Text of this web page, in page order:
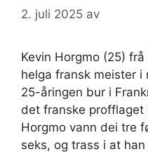
2. juli 2025 av
Kevin Horgmo (25)
helga fransk meister i
25-åringen bur i
det franske profflaget
Horgmo vann dei tre
seks, og trass i at